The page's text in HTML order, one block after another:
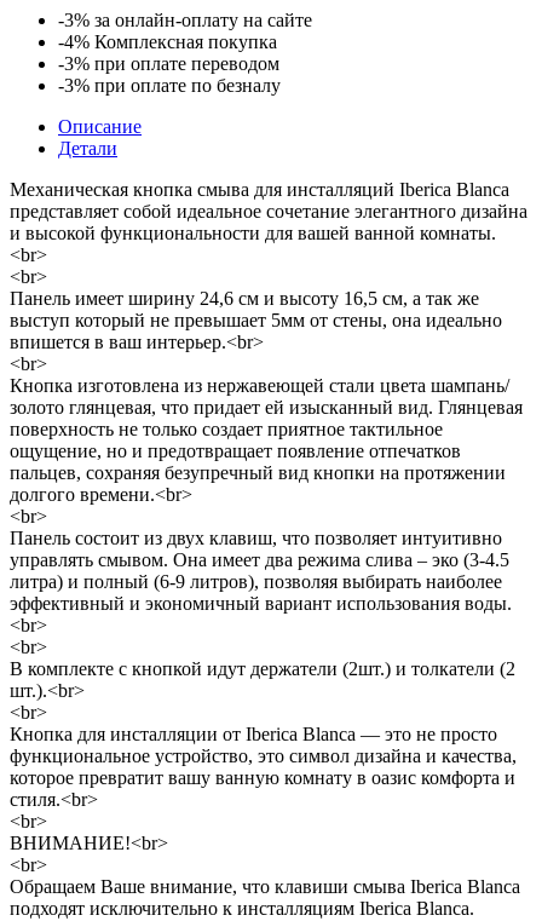
нержавеющая
сталь,
золото
глянцевое
(IB.B081.006.002)
-3% за онлайн-оплату на сайте
-4% Комплексная покупка
-3% при оплате переводом
-3% при оплате по безналу
Описание
Детали
Механическая кнопка смыва для инсталляций Iberica Blanca
представляет собой идеальное сочетание элегантного дизайна
и высокой функциональности для вашей ванной комнаты.
<br>
<br>
Панель имеет ширину 24,6 см и высоту 16,5 см, а так же
выступ который не превышает 5мм от стены, она идеально
впишется в ваш интерьер.<br>
<br>
Кнопка изготовлена из нержавеющей стали цвета шампань/
золото глянцевая, что придает ей изысканный вид. Глянцевая
поверхность не только создает приятное тактильное
ощущение, но и предотвращает появление отпечатков
пальцев, сохраняя безупречный вид кнопки на протяжении
долгого времени.<br>
<br>
Панель состоит из двух клавиш, что позволяет интуитивно
управлять смывом. Она имеет два режима слива – эко (3-4.5
литра) и полный (6-9 литров), позволяя выбирать наиболее
эффективный и экономичный вариант использования воды.
<br>
<br>
В комплекте с кнопкой идут держатели (2шт.) и толкатели (2
шт.).<br>
<br>
Кнопка для инсталляции от Iberica Blanca — это не просто
функциональное устройство, это символ дизайна и качества,
которое превратит вашу ванную комнату в оазис комфорта и
стиля.<br>
<br>
ВНИМАНИЕ!<br>
<br>
Обращаем Ваше внимание, что клавиши смыва Iberica Blanca
подходят исключительно к инсталляциям Iberica Blanca.